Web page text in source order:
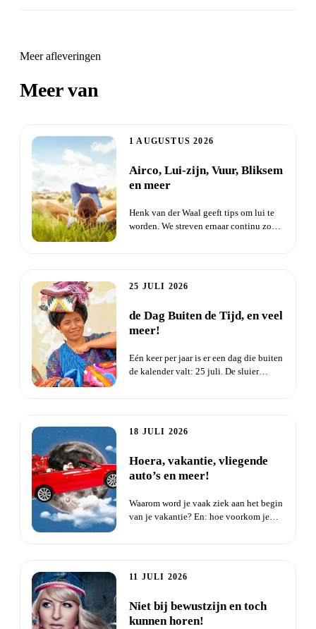
Meer afleveringen
Meer van
1 AUGUSTUS 2026
Airco, Lui-zijn, Vuur, Bliksem
en meer
Henk van der Waal geeft tips om lui te
worden. We streven ernaar continu zo
25 JULI 2026
de Dag Buiten de Tijd, en veel
meer!
Eén keer per jaar is er een dag die buiten
de kalender valt: 25 juli. De sluier
18 JULI 2026
Hoera, vakantie, vliegende
auto’s en meer!
Waarom word je vaak ziek aan het begin
van je vakantie? En: hoe voorkom je
11 JULI 2026
Niet bij bewustzijn en toch
kunnen horen!